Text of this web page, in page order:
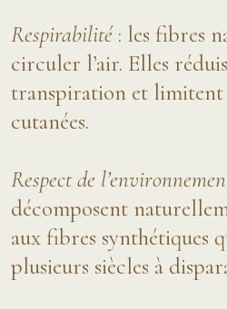
Respirabilité: les fibres
circuler l’air. Elles
transpiration et
cutanées.
Respect de
décomposent
aux fibres synthétiques
plusieurs siècles à